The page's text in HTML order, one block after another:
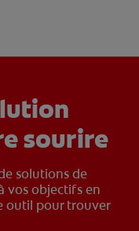
sourire
solutions de
vos objectifs en
outil pour trouver